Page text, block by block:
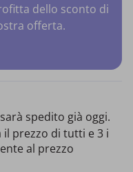
dello sconto di
offerta.
spedito già oggi.
prezzo di tutti e 3 i
al prezzo